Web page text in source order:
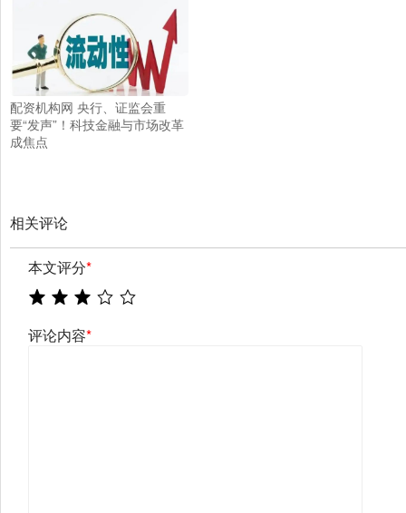
配资机构网 央行、证监会重
要“发声”！科技金融与市场改革
成焦点
相关评论
本文评分*
评论内容*